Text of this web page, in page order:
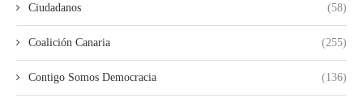
Ciudadanos (58)
Coalición Canaria (255)
Contigo Somos Democracia (136)